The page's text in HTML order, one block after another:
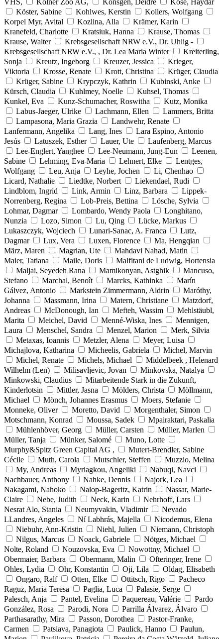
Köster, Sabine
Kohlwes, Kerstin
Kollers, Wolfgang
Korpel Myr, Avital
Kozlina, Alla
Krämer, Karin
Kranefeld, Charlotte
Kratsiuk, Hanna
Krause, Thomas
Krause, Walter
Krebsgesellschaft NRW e.V., Dr. Uhlig -
Krebsgesellschaft NRW e.V., , Dr. Lea Maria Winter
Kreiterling,
Sonja
Kreutz, Ingeborg Kreuzer, Jessica
Krieger,
Viktoria
Krosse, Renate Krott, Christina
Krüger, Claudia
Krüger, Sabine
Krypczyk, Kathrin
Kubinski, Anke
Kürsch, Claudia
Kuhlmey, Noelle
Kuhsel, Thomas
Kunkel, Eva
Kunz-Schumacher, Roswitha
Kutz, Monika
Labus-Jaeger, Ulrike
Lachmann, Ellen
Lammers, Britta
Lampasona, Maria Grazia
Landwehr, Renate
Lanfermann, Angelika
Lang, Ines
Lara Espino, Antonio
Jesús
Latuszek, Esther Lauer, Ute
Laufenberg, Marcus
Lee-Englert, Yanghee
Lee-Neumann, Jung-Eun
Leenen,
Sabine
Lehming, Eva-Maria Lehnert, Elke
Lentges,
Wolfgang
Leu, Anja Leyhe, Jochen
Li, Chenhao
Licard, Nathalie
Liedtke, Norbert
Liekendael, Rudi
Lindblom, Ingrid
Link, Armin Linz, Barbara
Lippek-
Norrenberg, Regina
Lob-Preis, Bettina
Lösche, Sylvia
Lohmar, Dagmar
Lombardo, Wendy Paola
Longhitano,
Nunzia
Lozo, Simon Lu, Qing
Lücke, Markus
Lukaszczyk, Wojciech
Lunari-Sanac, A. Franca
Lutz,
Dagmar
Lux, Vera Luxen, Florence
Ma, Hengqian
März, Maren
Magrian, Ute
Mahdavi Nahad, Matin
Maier, Tatiana
Maile, Doris
Malfitani de Ludwig, Hortensia
Maljai, Seyedeh Rana
Mamikonyan, Astghik
Mancuso,
Stefano
Marchal, Benoît Marcks, Kathinka
Marín
Gálvez, Antonio
Markstein Zimmermann, Aldrin
Maróthy,
Johanna
Massmann, Irina Matern, Christiane
Matzdorf,
Andreas
McDonough, Ian Mefteh, Wassim
Mehlstäubl,
Marita
Meichel, David Menné-Wiska, Ines
Mennigen,
Laura
Menschel, Sandra Menzel, Marion
Merk, Silvia
Metaxas, Ioannis
Metzler, Alena
Meyer, Luisa
Michajlova, Katharina
Micheelis, Gabriela
Michel, Marvin
Michel, Renate
Michels, Michael
Middelbeek , Helenard
Wilhelm (Len)
Milisavljevic, Jovan
Minkovska, Natalya
Minkowski, Claudius
Mitarbeitende Stark in die Zukunft,
Kinderlotsin
Mittler, Jasna Mölders, Christa
Möllmann,
Michael
Mönch, Johannes Erasmus
Moers, Stefanie
Monneke, Oliver
Moretto, David
Morgenthaler, Simon
Motschmann, Konrad
Moussa, Sadek
Mpairaktari, Paskalia
Mühlenhöver, Georg
Müller, Carsten
Müller, Marlen
Müller, Tanja
Münker, Salomé
Muno, Lotte
Murphy&Spitz Green Capital AG ,
Mutert-Brendler, Sabine
Cécile
Muth, Carola Mutschler, Steffen
Muzzio, Melina
My, Andreas
Myriagkou, Angeliki
Nabuqi, Navci
Nachbauer, Anthony
Nahke, Dennis
Najork, Lea
Nakagami, Nahoko
Nalop-Bageritz, Katrin
Nassar, Marie-
Claire
Nebe, Judith Neck, Karin
Nehrhoff, Lars
Nesrat Alo, Stania
Neumyvakin, Vladimir
Nevado
LLandres, Angeles
Ní Labhrás, Majella
Nicodemus, Elena
Niebuhr, Ann-Kristin
Niehl, Julien
Niemann, Christoph
Nilgus, Marcus
Noack, Gabriele
Nötges, Michael
Nolte, Roland
Nouzovska, Eva
Nowottny, Michael
Obermaier, Barbara
Obermann, Malin
Ofteringer, Irene
Ohles, Lydia
Ohr, Konstantin Oji, Lila
Oldag, Elisabeth
Ongaro, Ralf
Otten, Elke Ottitsch, Rigo
Pacheco
Raguz, Maria Teresa
Paglia, Luca
Palasie, Serge
Palesch, Anja
Pantel, Evelina Paquereau, Valérie
Pardo
González, Rosa
Parodi, Nora
Parrilla Álvarez, Álvaro
Parthasarathy, Mira
Passon, Dorothea
Pastor-Franke,
Carmen
Patsiava, Panagiota Paulick, Hanno
Paulun,